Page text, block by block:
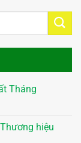
Tháng
hiệu